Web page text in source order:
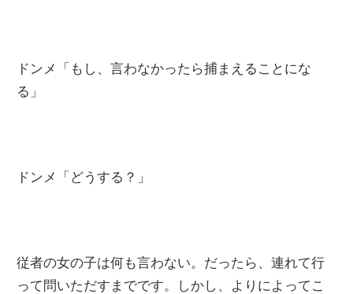
ドンメ「もし、言わなかったら捕まえることにな
る」
ドンメ「どうする？」
従者の女の子は何も言わない。だったら、連れて行
って問いただすまでです。しかし、よりによってこ